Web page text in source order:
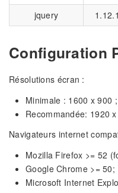
jquery 1.12.1
Configuration
Résolutions écran :
Minimale : 1600 x 900 ;
Recommandée: 1920
Navigateurs internet
Mozilla Firefox >= 52
Google Chrome >= 50;
Microsoft Internet